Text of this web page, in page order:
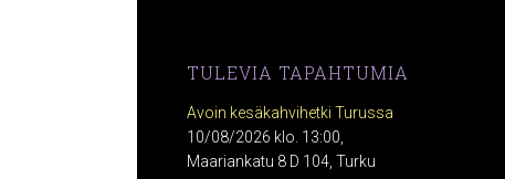
TULEVIA TAPAHTUMIA
Avoin kesäkahvihetki Turussa
10/08/2026 klo. 13:00,
Maariankatu 8 D 104, Turku